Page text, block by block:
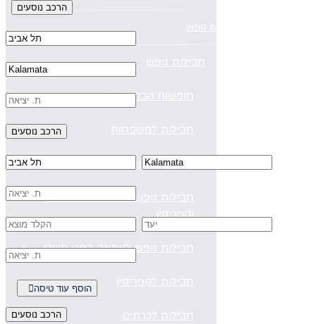
חבילות נופש
חבילות נופש
חופשות הכל כלול
חבילות למשפחות
מלונות למבוגרים בלבד
חבילות נופש בחגי תשרי באיי יוון
וקפריסין
חבילות נופש לאתונה בחגי תשרי
חבילות לקפריסין
חבילות לכרתים
הוסף עוד טיסה